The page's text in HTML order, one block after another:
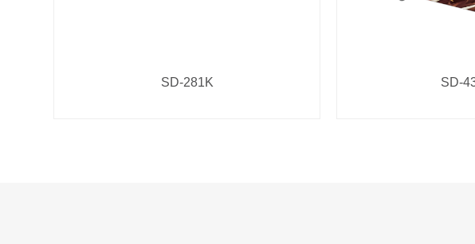
SD-281K SD-